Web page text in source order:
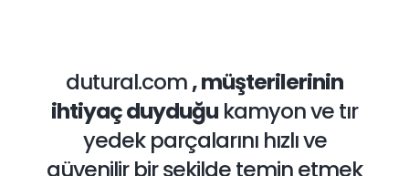
dutural.com, müşterilerinin
ihtiyaç duyduğu kamyon ve tır
yedek parçalarını hızlı ve
güvenilir bir şekilde temin etmek